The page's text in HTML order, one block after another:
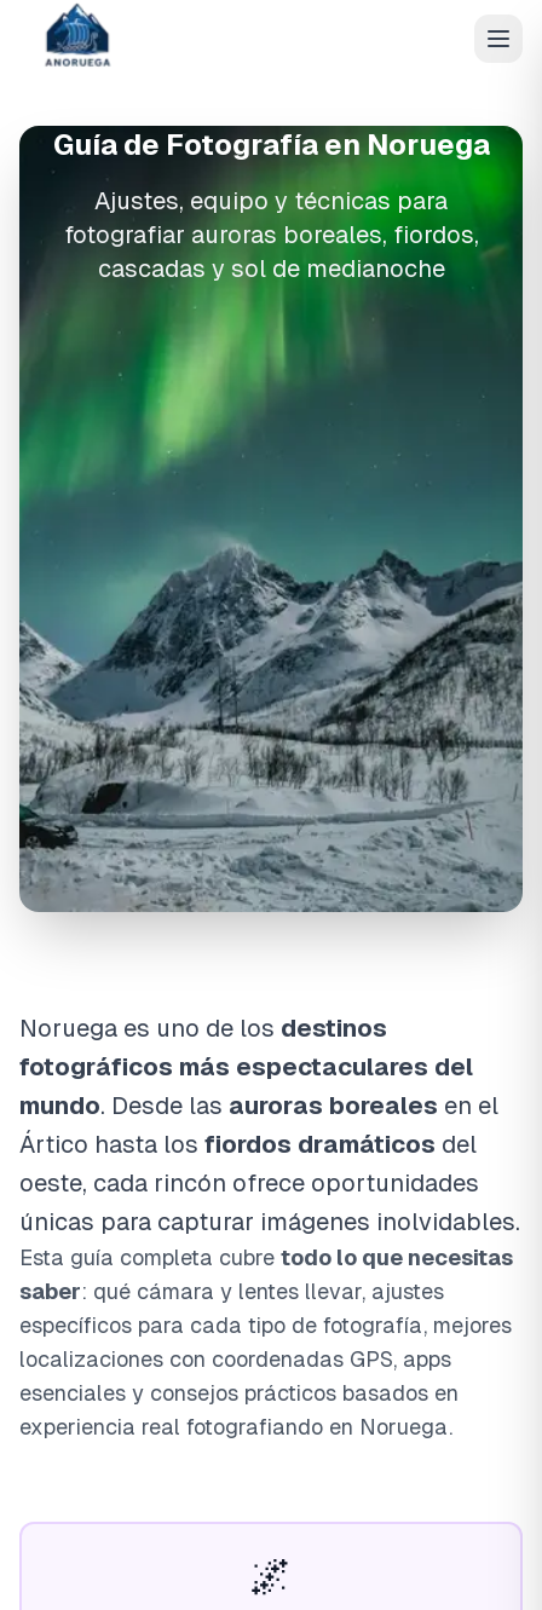
Guía de Fotografía en Noruega
Ajustes, equipo y técnicas para
fotografiar auroras boreales, fiordos,
cascadas y sol de medianoche
Noruega es uno de los destinos
fotográficos más espectaculares del
mundo. Desde las auroras boreales en el
Ártico hasta los fiordos dramáticos del
oeste, cada rincón ofrece oportunidades
únicas para capturar imágenes inolvidables.
Esta guía completa cubre todo lo que necesitas
saber: qué cámara y lentes llevar, ajustes
específicos para cada tipo de fotografía, mejores
localizaciones con coordenadas GPS, apps
esenciales y consejos prácticos basados en
experiencia real fotografiando en Noruega.
🌌